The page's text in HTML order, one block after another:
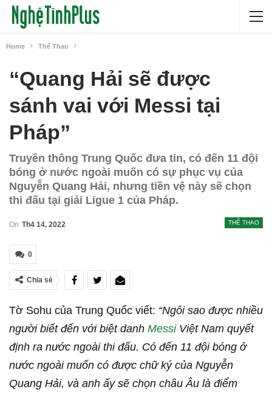
Home Thể Thao
“Quang Hải sẽ được
sánh vai với Messi tại
Pháp”
Truyền thông Trung Quốc đưa tin, có đến 11 đội
bóng ở nước ngoài muốn có sự phục vụ của
Nguyễn Quang Hải, nhưng tiền vệ này sẽ chọn
thi đấu tại giải Ligue 1 của Pháp.
THỂ THAO
On Th4 14, 2022
0
Chia sẻ
Tờ Sohu của Trung Quốc viết: “Ngôi sao được nhiều
người biết đến với biệt danh MessiViệt Nam quyết
định ra nước ngoài thi đấu. Có đến 11 đội bóng ở
nước ngoài muốn có được chữ ký của Nguyễn
Quang Hải, và anh ấy sẽ chọn châu Âu là điểm